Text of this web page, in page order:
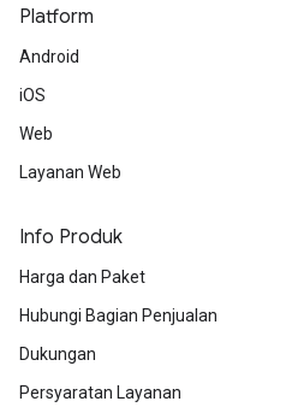
Platform
Android
iOS
Web
Layanan Web
Info Produk
Harga dan Paket
Hubungi Bagian Penjualan
Dukungan
Persyaratan Layanan